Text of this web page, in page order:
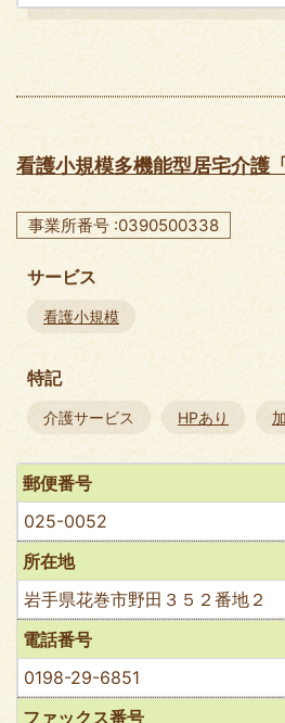
看護小規模多機能型居宅介護
事業所番号 :0390500338
サービス
看護小規模
特記
介護サービス HPあり
郵便番号
025-0052
所在地
岩手県花巻市野田３５２番地２
電話番号
0198-29-6851
ファックス番号